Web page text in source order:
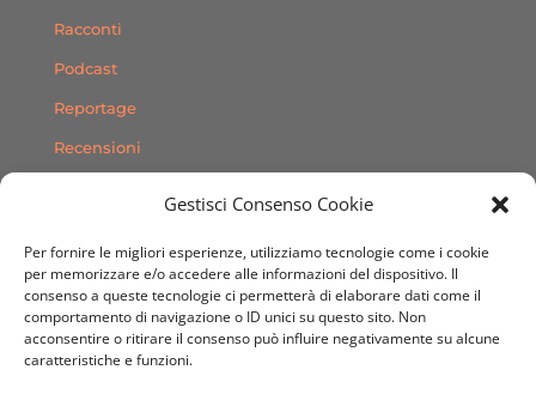
Gestisci Consenso Cookie
Per fornire le migliori esperienze, utilizziamo tecnologie come i cookie
per memorizzare e/o accedere alle informazioni del dispositivo. Il
consenso a queste tecnologie ci permetterà di elaborare dati come il
comportamento di navigazione o ID unici su questo sito. Non
acconsentire o ritirare il consenso può influire negativamente su alcune
caratteristiche e funzioni.
Racconti
Podcast
Reportage
Recensioni
Contatti
SEGUICI SUI SOCIAL